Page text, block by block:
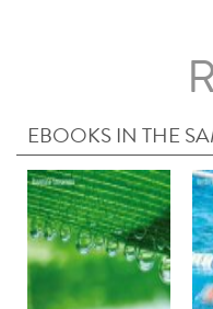
EBOOKS IN THE